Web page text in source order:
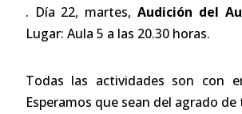
. Día 22, martes, Audición del
Lugar: Aula 5 a las 20.30 horas.
Todas las actividades son con
Esperamos que sean del agrado